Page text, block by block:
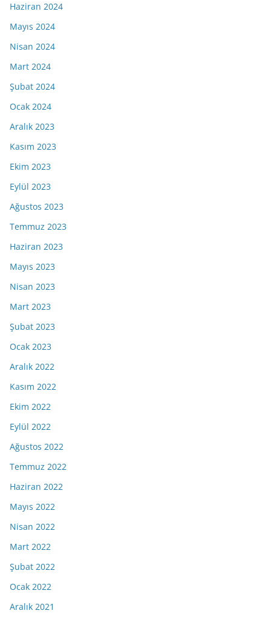
Haziran 2024
Mayıs 2024
Nisan 2024
Mart 2024
Şubat 2024
Ocak 2024
Aralık 2023
Kasım 2023
Ekim 2023
Eylül 2023
Ağustos 2023
Temmuz 2023
Haziran 2023
Mayıs 2023
Nisan 2023
Mart 2023
Şubat 2023
Ocak 2023
Aralık 2022
Kasım 2022
Ekim 2022
Eylül 2022
Ağustos 2022
Temmuz 2022
Haziran 2022
Mayıs 2022
Nisan 2022
Mart 2022
Şubat 2022
Ocak 2022
Aralık 2021